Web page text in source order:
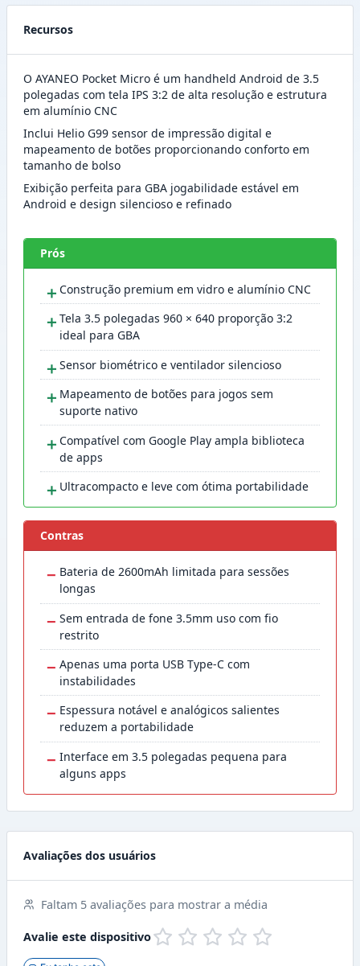
Recursos
O AYANEO Pocket Micro é um handheld Android de 3.5
polegadas com tela IPS 3:2 de alta resolução e estrutura
em alumínio CNC
Inclui Helio G99 sensor de impressão digital e
mapeamento de botões proporcionando conforto em
tamanho de bolso
Exibição perfeita para GBA jogabilidade estável em
Android e design silencioso e refinado
Prós
＋ Construção premium em vidro e alumínio CNC
＋ Tela 3.5 polegadas 960 × 640 proporção 3:2
ideal para GBA
＋ Sensor biométrico e ventilador silencioso
＋ Mapeamento de botões para jogos sem
suporte nativo
＋ Compatível com Google Play ampla biblioteca
de apps
＋ Ultracompacto e leve com ótima portabilidade
Contras
− Bateria de 2600mAh limitada para sessões
longas
− Sem entrada de fone 3.5mm uso com fio
restrito
− Apenas uma porta USB Type-C com
instabilidades
− Espessura notável e analógicos salientes
reduzem a portabilidade
− Interface em 3.5 polegadas pequena para
alguns apps
Avaliações dos usuários
Faltam 5 avaliações para mostrar a média
Avalie este dispositivo